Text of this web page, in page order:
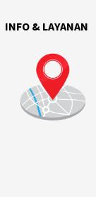
INFO & LAYANAN